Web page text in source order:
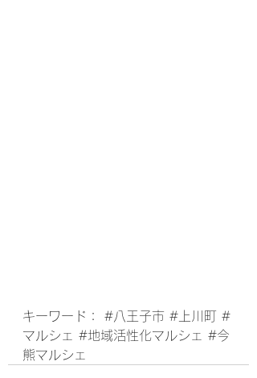
キーワード： #八王子市 #上川町
#
マルシェ #地域活性化マルシェ #今
熊マルシェ